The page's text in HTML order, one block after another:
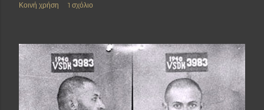
Κοινή χρήση 1 σχόλιο